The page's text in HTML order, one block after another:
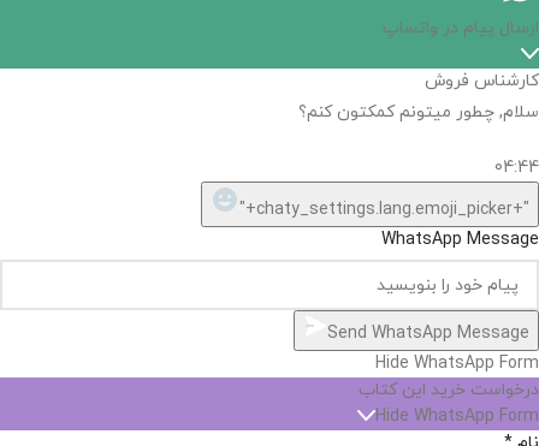
ارسال پیام در واتساپ
کارشناس فروش
سلام, چطور میتونم کمکتون کنم؟
04:44
"+chaty_settings.lang.emoji_picker+"
WhatsApp Message
Send WhatsApp Message
Hide WhatsApp Form
درخواست خرید این کتاب
Hide WhatsApp Form